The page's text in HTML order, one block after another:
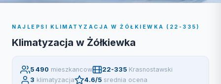
NAJLEPSI KLIMATYZACJA W ŻÓŁKIEWKA (22-335)
Klimatyzacja w Żółkiewka
5 490 mieszkancow 22-335 Krasnostawski
3 klimatyzacja 4.6/5 srednia ocena